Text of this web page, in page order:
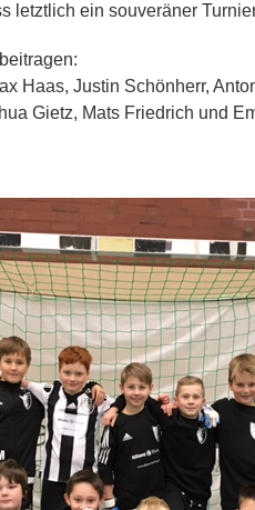
letztlich ein souveräner
Haas, Justin Schönherr,
Gietz, Mats Friedrich und